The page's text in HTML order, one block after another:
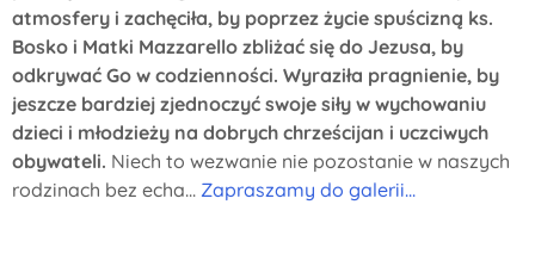
atmosfery i zachęciła, by poprzez życie spuścizną ks.
Bosko i Matki Mazzarello zbliżać się do Jezusa, by
odkrywać Go w codzienności. Wyraziła pragnienie, by
jeszcze bardziej zjednoczyć swoje siły w wychowaniu
dzieci i młodzieży na dobrych chrześcijan i uczciwych
obywateli. Niech to wezwanie nie pozostanie w naszych
rodzinach bez echa... Zapraszamy do galerii...